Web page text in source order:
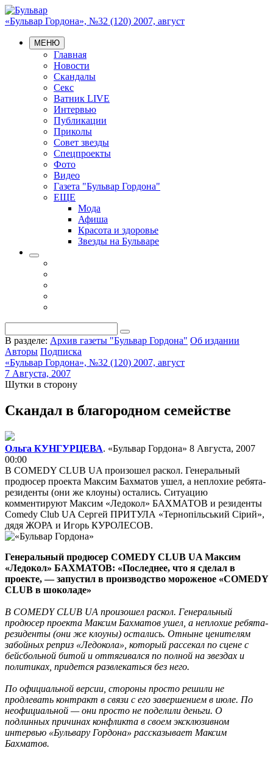
«Бульвар Гордона», №32 (120) 2007, август
МЕНЮ
Главная
Новости
Скандалы
Секс
Ватник LIVE
Интервью
Публикации
Приколы
Совет звезды
Спецпроекты
Фото
Видео
Газета "Бульвар Гордона"
ЕЩЕ
Мода
Афиша
Красота и здоровье
Звезды на Бульваре
В разделе: Архив газеты "Бульвар Гордона" Об издании
Авторы Подписка
«Бульвар Гордона», №32 (120) 2007, август
7 Августа, 2007
Шутки в сторону
Скандал в благородном семействе
Ольга КУНГУРЦЕВА. «Бульвар Гордона» 8 Августа, 2007
00:00
В COMEDY CLUB UA произошел раскол. Генеральный
продюсер проекта Максим Бахматов ушел, а неплохие ребята-
резиденты (они же клоуны) остались. Ситуацию
комментируют Максим «Ледокол» БАХМАТОВ и резиденты
Comedy Club UA Сергей ПРИТУЛА «Тернопiльський Сiрий»,
дядя ЖОРА и Игорь КУРОЛЕСОВ.
Генеральный продюсер COMEDY CLUB UA Максим
«Ледокол» БАХМАТОВ: «Последнее, что я сделал в
проекте, — запустил в производство мороженое «COMEDY
CLUB в шоколаде»
В COMEDY CLUB UA произошел раскол. Генеральный
продюсер проекта Максим Бахматов ушел, а неплохие ребята-
резиденты (они же клоуны) остались. Отныне ценителям
забойных реприз «Ледокола», который рассекал по сцене с
бейсбольной битой и оттягивался по полной на звездах и
политиках, придется развлекаться без него.
По официальной версии, стороны просто решили не
продлевать контракт в связи с его завершением в июле. По
неофициальной — они просто не поделили деньги. О
подлинных причинах конфликта в своем эксклюзивном
интервью «Бульвару Гордона» рассказывает Максим
Бахматов.